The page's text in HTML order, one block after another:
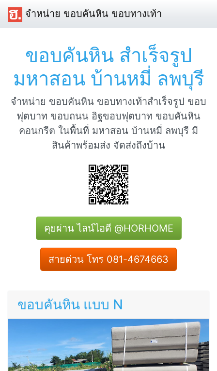
จำหน่าย ขอบคันหิน ขอบทางเท้า
ขอบคันหิน สำเร็จรูป
มหาสอน บ้านหมี่ ลพบุรี
จำหน่าย ขอบคันหิน ขอบทางเท้าสำเร็จรูป ขอบ
ฟุตบาท ขอบถนน อิฐขอบฟุตบาท ขอบคันหิน
คอนกรีต ในพื้นที่ มหาสอน บ้านหมี่ ลพบุรี มี
สินค้าพร้อมส่ง จัดส่งถึงบ้าน
คุยผ่าน ไลน์ไอดี @HORHOME
สายด่วน โทร 081-4674663
ขอบคันหิน แบบ N